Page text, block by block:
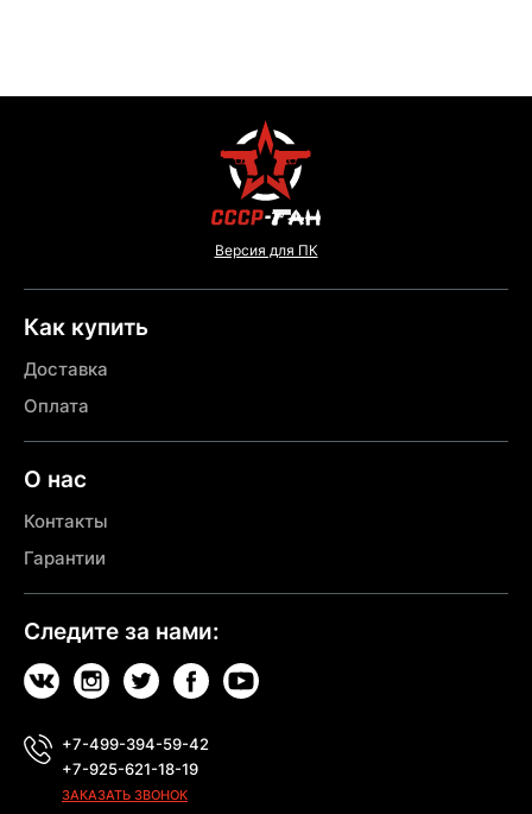
Версия для ПК
Как купить
Доставка
Оплата
О нас
Контакты
Гарантии
Следите за нами:
+7-499-394-59-42
+7-925-621-18-19
ЗАКАЗАТЬ ЗВОНОК